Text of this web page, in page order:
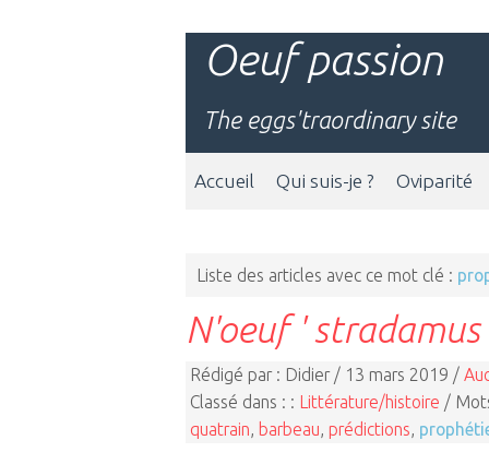
Oeuf passion
The eggs'traordinary site
Accueil Qui suis-je ? Oviparité
Liste des articles avec ce mot clé :
N'oeuf ' stradamus
Rédigé par : Didier / 13 mars 2019 /
Classé dans : : Littérature/histoire /
quatrain
barbeau prédictions